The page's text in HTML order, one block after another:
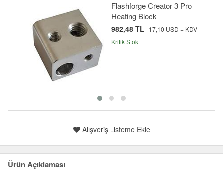
Flashforge Creator 3 Pro
Heating Block
982,48 TL
17,10 USD + KDV
Kritik Stok
Alışveriş Listeme Ekle
Ürün Açıklaması